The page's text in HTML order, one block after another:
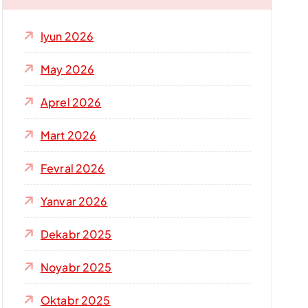
h
h
Iyun 2026
May 2026
Aprel 2026
Mart 2026
Fevral 2026
Yanvar 2026
Dekabr 2025
Noyabr 2025
Oktabr 2025